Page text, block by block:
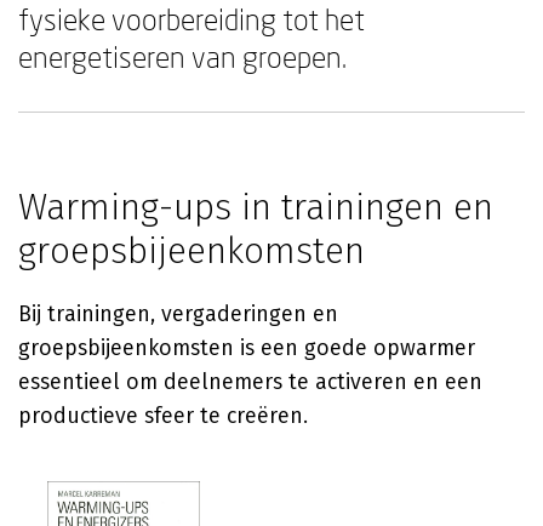
fysieke voorbereiding tot het
energetiseren van groepen.
Warming-ups in trainingen en
groepsbijeenkomsten
Bij trainingen, vergaderingen en
groepsbijeenkomsten is een goede opwarmer
essentieel om deelnemers te activeren en een
productieve sfeer te creëren.